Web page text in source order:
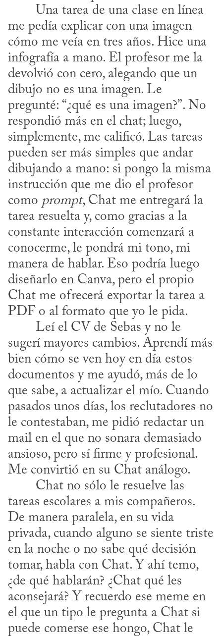
me pedía explicar con una imagen
cómo me veía en tres años. Hice una
infografía a mano. El profesor me la
devolvió con cero, alegando que un
dibujo no es una imagen. Le
pregunté: “¿qué es una imagen?”. No
respondió más en el chat; luego,
simplemente, me calificó. Las tareas
pueden ser más simples que andar
dibujando a mano: si pongo la misma
instrucción que me dio el profesor
como prompt, Chat me entregará la
tarea resuelta y, como gracias a la
constante interacción comenzará a
conocerme, le pondrá mi tono, mi
manera de hablar. Eso podría luego
diseñarlo en Canva, pero el propio
Chat me ofrecerá exportar la tarea a
PDF o al formato que yo le pida.
sugerí mayores cambios. Aprendí más
bien cómo se ven hoy en día estos
documentos y me ayudó, más de lo
que sabe, a actualizar el mío. Cuando
pasados unos días, los reclutadores no
le contestaban, me pidió redactar un
mail en el que no sonara demasiado
ansioso, pero sí firme y profesional.
Me convirtió en su Chat análogo.
tareas escolares a mis compañeros.
De manera paralela, en su vida
privada, cuando alguno se siente triste
en la noche o no sabe qué decisión
tomar, habla con Chat. Y ahí temo,
¿de qué hablarán? ¿Chat qué les
aconsejará? Y recuerdo ese meme en
el que un tipo le pregunta a Chat si
puede comerse ese hongo, Chat le